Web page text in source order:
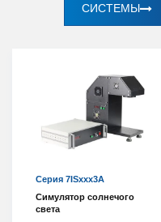
СИСТЕМЫ
Серия 7ISxxx3A
Симулятор солнечого
света